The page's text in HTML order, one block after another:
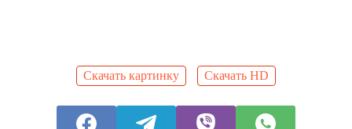
Скачать картинку Скачать HD